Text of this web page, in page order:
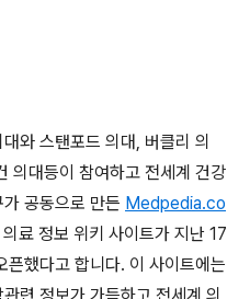
와 스탠포드 의대, 버클리 의
의대등이 참여하고 전세계 건강
공동으로 만든 Medpedia.co
료 정보 위키 사이트가 지난 17
픈했다고 합니다. 이 사이트에는